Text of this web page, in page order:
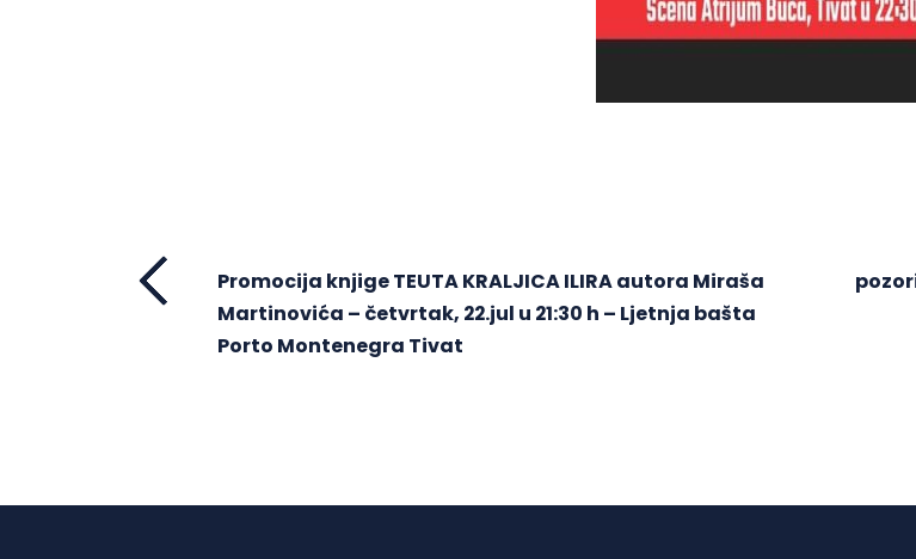
Promocija knjige TEUTA KRALJICA ILIRA autora Miraša
Martinovića – četvrtak, 22.jul u 21:30 h – Ljetnja bašta
Porto Montenegra Tivat